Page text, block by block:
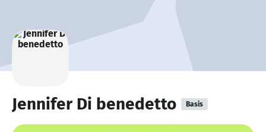
Jennifer Di benedetto Basis